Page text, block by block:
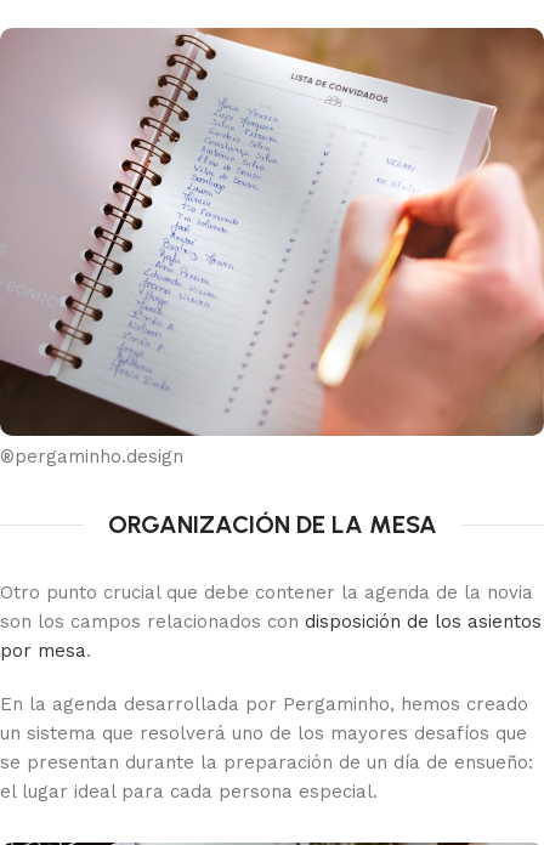
®pergaminho.design
ORGANIZACIÓN DE LA MESA
Otro punto crucial que debe contener la agenda de la novia
son los campos relacionados con disposición de los asientos
por mesa.
En la agenda desarrollada por Pergaminho, hemos creado
un sistema que resolverá uno de los mayores desafíos que
se presentan durante la preparación de un día de ensueño:
el lugar ideal para cada persona especial.